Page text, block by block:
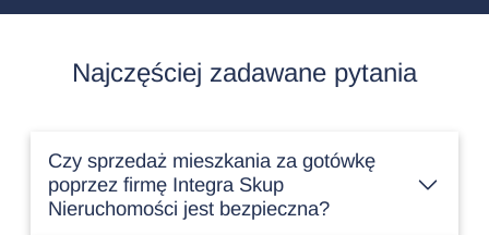
Najczęściej zadawane pytania
Czy sprzedaż mieszkania za gotówkę
poprzez firmę Integra Skup
Nieruchomości jest bezpieczna?